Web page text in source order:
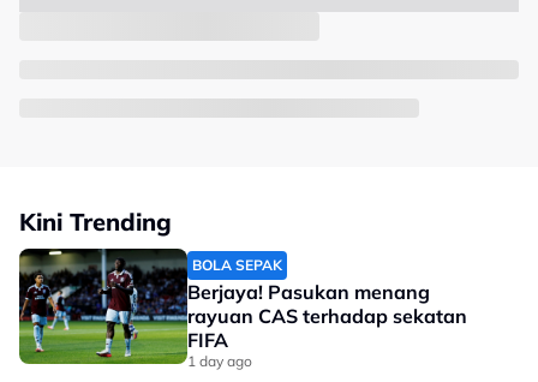
Kini Trending
BOLA SEPAK
Berjaya! Pasukan menang
rayuan CAS terhadap sekatan
FIFA
1 day ago